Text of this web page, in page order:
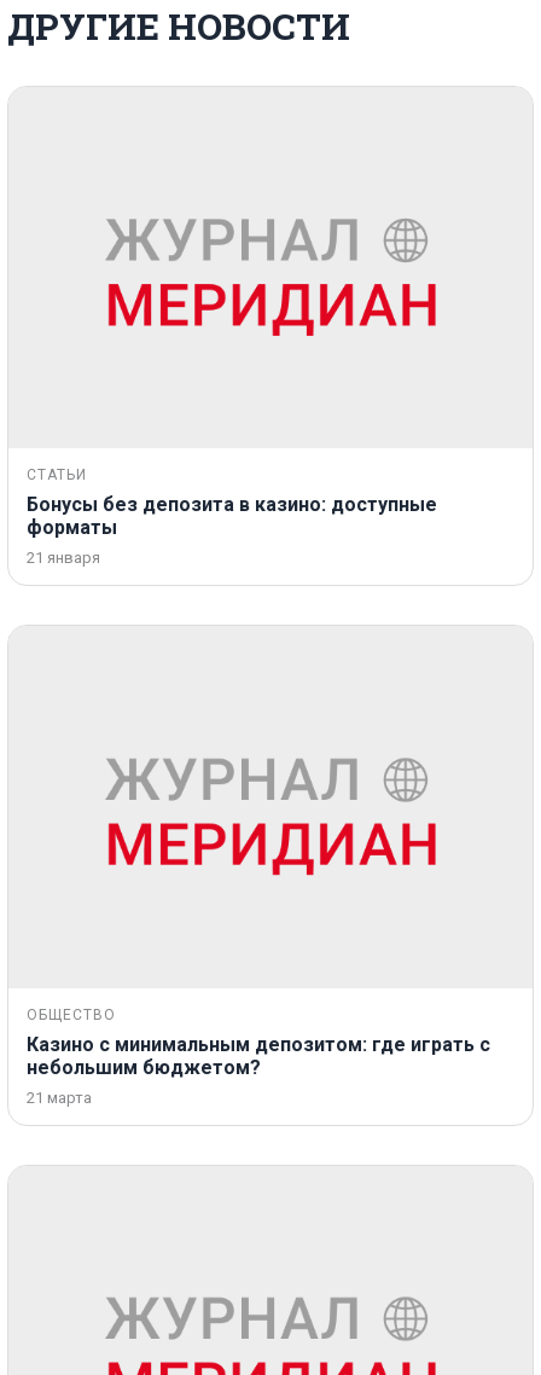
ДРУГИЕ НОВОСТИ
СТАТЬИ
Бонусы без депозита в казино: доступные
форматы
21 января
ОБЩЕСТВО
Казино с минимальным депозитом: где играть с
небольшим бюджетом?
21 марта